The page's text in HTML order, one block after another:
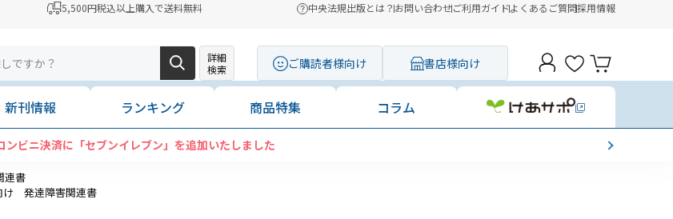
5,500円税込以上購入で送料無料 中央法規出版とは？お問い合わせご利用ガイドよくあるご質問採用情報
詳細
検索
ご購読者様向け 書店様向け
新刊情報 ランキング 商品特集 コラム
ンビニ決済に「セブンイレブン」を追加いたしました
連書
け 発達障害関連書